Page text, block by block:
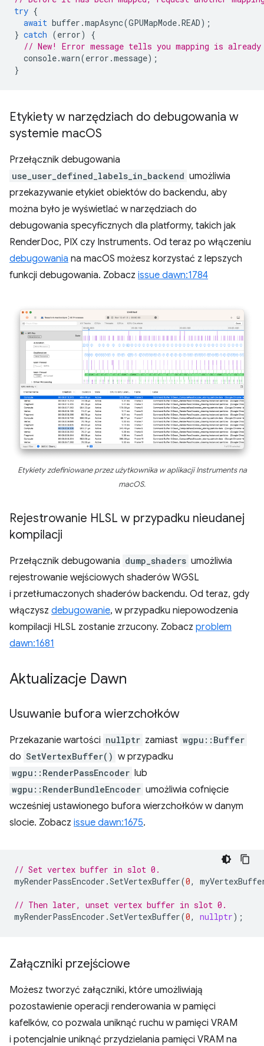
try {
await buffer .mapAsync(GPUMapMode.READ);
} catch (error)
{
// New! Error message tells you mapping is already
console.warn(error .message);
}
Etykiety w narzędziach do debugowania w
systemie macOS
Przełącznik debugowania
use_user_defined_labels_in_backend umożliwia
przekazywanie etykiet obiektów do backendu, aby
można było je wyświetlać w narzędziach do
debugowania specyficznych dla platformy, takich jak
RenderDoc, PIX czy Instruments. Od teraz po włączeniu
debugowania na macOS możesz korzystać z lepszych
funkcji debugowania. Zobacz issue dawn:1784
Etykiety zdefiniowane przez użytkownika w aplikacji Instruments na
macOS.
Rejestrowanie HLSL w przypadku nieudanej
kompilacji
Przełącznik debugowania dump_shaders umożliwia
rejestrowanie wejściowych shaderów WGSL
i przetłumaczonych shaderów backendu. Od teraz, gdy
włączysz debugowanie, w przypadku niepowodzenia
kompilacji HLSL zostanie zrzucony. Zobacz problem
dawn:1681
Aktualizacje Dawn
Usuwanie bufora wierzchołków
Przekazanie wartości nullptr zamiast wgpu::Buffer
do SetVertexBuffer() w przypadku
wgpu::RenderPassEncoder lub
wgpu::RenderBundleEncoder umożliwia cofnięcie
wcześniej ustawionego bufora wierzchołków w danym
slocie. Zobacz issue dawn:1675.
// Set vertex buffer in slot 0.
myRenderPassEncoder .SetVertexBuffer(0,
// Then later, unset vertex buffer in slot 0.
myRenderPassEncoder .SetVertexBuffer(0, nullptr);
Załączniki przejściowe
Możesz tworzyć załączniki, które umożliwiają
pozostawienie operacji renderowania w pamięci
kafelków, co pozwala uniknąć ruchu w pamięci VRAM
i potencjalnie uniknąć przydzielania pamięci VRAM na